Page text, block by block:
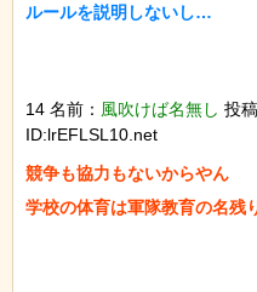
ルールを説明しないし…
14 名前： 風吹けば名無し 投
ID:lrEFLSL10.net
競争も協力もないからやん
学校の体育は軍隊教育の名残